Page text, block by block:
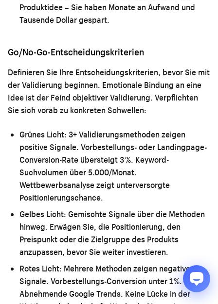
Produktidee – Sie haben Monate an Aufwand und
Tausende Dollar gespart.
Go/No-Go-Entscheidungskriterien
Definieren Sie Ihre Entscheidungskriterien, bevor Sie mit
der Validierung beginnen. Emotionale Bindung an eine
Idee ist der Feind objektiver Validierung. Verpflichten
Sie sich vorab zu konkreten Schwellen:
Grünes Licht: 3+ Validierungsmethoden zeigen
positive Signale. Vorbestellungs- oder Landingpage-
Conversion-Rate übersteigt 3 %. Keyword-
Suchvolumen über 5.000/Monat.
Wettbewerbsanalyse zeigt unterversorgte
Positionierungschance.
Gelbes Licht: Gemischte Signale über die Methoden
hinweg. Erwägen Sie, die Positionierung, den
Preispunkt oder die Zielgruppe des Produkts
anzupassen, bevor Sie weiter investieren.
Rotes Licht: Mehrere Methoden zeigen negative
Signale. Vorbestellungs-Conversion unter 1 %.
Abnehmende Google Trends. Keine Lücke in der